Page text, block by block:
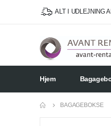
ALT I UDLEJNING
Hjem
BAGAGEBOKSE